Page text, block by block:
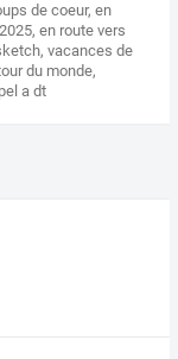
de coeur,en
,en route vers
,vacances de
du monde,
a dt